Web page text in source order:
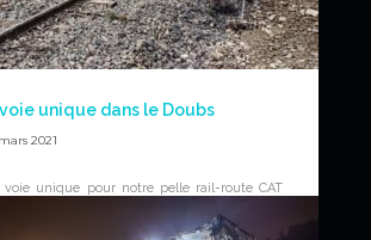
unique dans le Doubs
2021
voie unique pour notre pelle rail-route CAT